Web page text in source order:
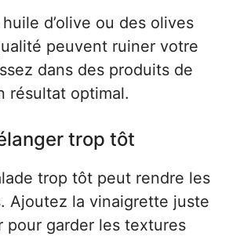
d’olive ou des olives
peuvent ruiner votre
dans des produits de
résultat optimal.
trop tôt
trop tôt peut rendre les
Ajoutez la vinaigrette juste
pour garder les textures